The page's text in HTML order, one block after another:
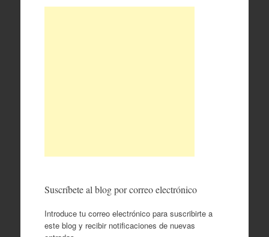
Suscríbete al blog por correo electrónico
Introduce tu correo electrónico para suscribirte a
este blog y recibir notificaciones de nuevas